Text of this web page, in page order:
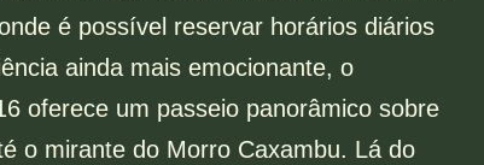
é possível reservar horários diários
ainda mais emocionante, o
oferece um passeio panorâmico sobre
o mirante do Morro Caxambu. Lá do